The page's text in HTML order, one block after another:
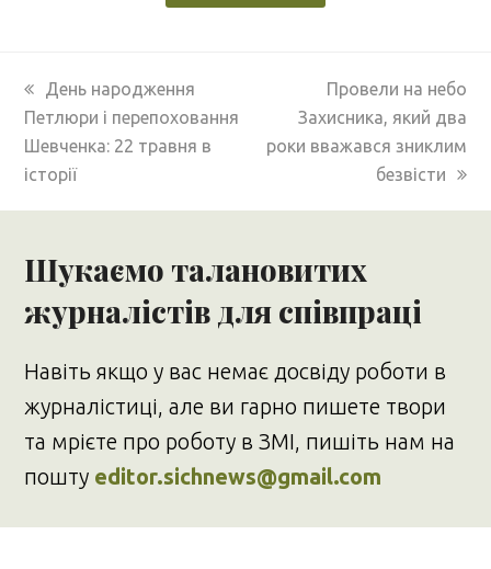
previous
post:
День народження
Петлюри і перепоховання
Шевченка: 22 травня в
історії
next
post:
Провели на небо
Захисника, який два
роки вважався зниклим
безвісти
Шукаємо талановитих
журналістів для співпраці
Навіть якщо у вас немає досвіду роботи в
журналістиці, але ви гарно пишете твори
та мрієте про роботу в ЗМІ, пишіть нам на
пошту editor.sichnews@gmail.com